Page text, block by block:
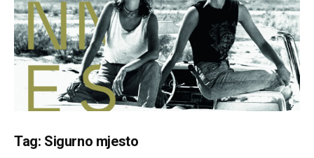
Tag: Sigurno mjesto